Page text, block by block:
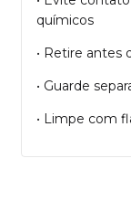
químicos
• Retire antes
• Guarde
• Limpe com